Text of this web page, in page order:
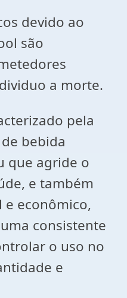
devido ao
são
a morte.
pela
bebida
que agride o
e também
e econômico,
consistente
o uso no
e